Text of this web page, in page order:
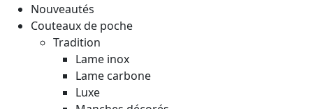
Nouveautés
Couteaux de poche
Tradition
Lame inox
Lame carbone
Luxe